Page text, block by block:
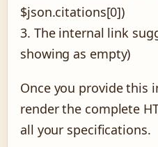
$json.citations[0])
3. The internal link
showing as empty)
Once you provide this
render the complete
all your specifications.